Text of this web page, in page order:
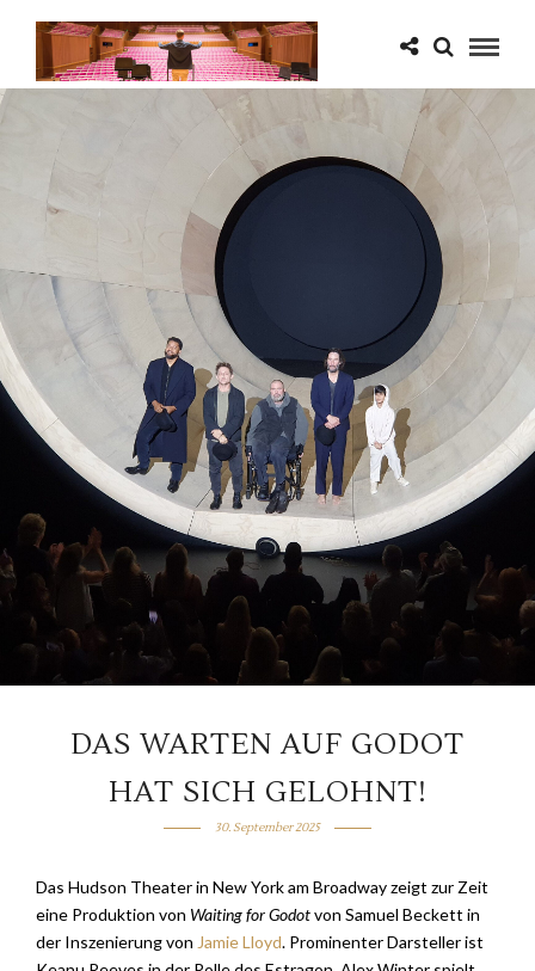
DAS WARTEN AUF GODOT
HAT SICH GELOHNT!
30. September 2025
Das Hudson Theater in New York am Broadway zeigt zur Zeit
eine Produktion von Waiting for Godotvon Samuel Beckett in
der Inszenierung von Jamie Lloyd. Prominenter Darsteller ist